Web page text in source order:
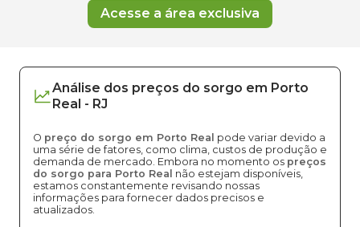
Acesse a área exclusiva
Análise dos preços do sorgo em Porto
Real - RJ
O preço do sorgo em Porto Real pode variar devido a
uma série de fatores, como clima, custos de produção e
demanda de mercado. Embora no momento os preços
do sorgo para Porto Real não estejam disponíveis,
estamos constantemente revisando nossas
informações para fornecer dados precisos e
atualizados.